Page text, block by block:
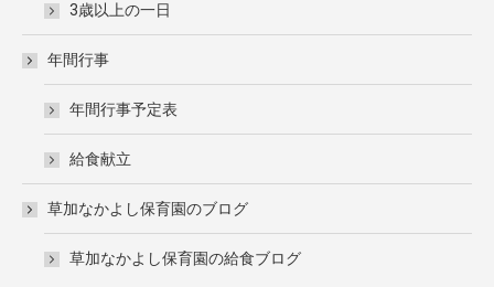
3歳以上の一日
年間行事
年間行事予定表
給食献立
草加なかよし保育園のブログ
草加なかよし保育園の給食ブログ